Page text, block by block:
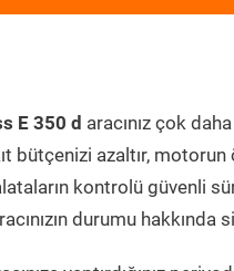
E 350 d aracınız çok
bütçenizi azaltır,
kontrolü güvenli
durumu hakkında